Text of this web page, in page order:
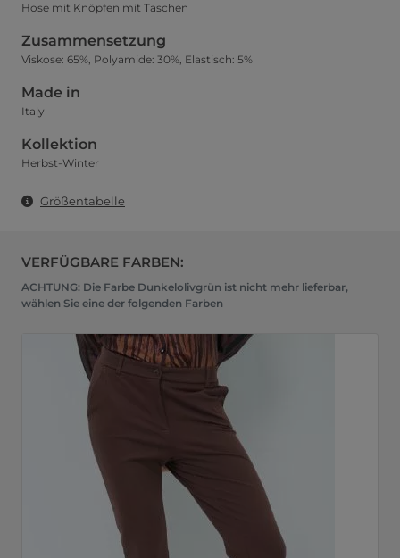
Hose mit Knöpfen mit Taschen
Zusammensetzung
Viskose: 65%, Polyamide: 30%, Elastisch: 5%
Made in
Italy
Kollektion
Herbst-Winter
Größentabelle
VERFÜGBARE FARBEN:
ACHTUNG: Die Farbe Dunkelolivgrün ist nicht mehr lieferbar,
wählen Sie eine der folgenden Farben